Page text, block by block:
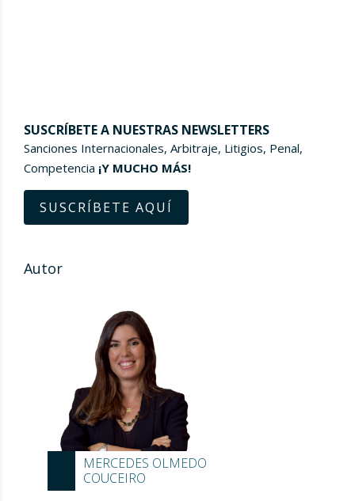
SUSCRÍBETE A NUESTRAS NEWSLETTERS
Sanciones Internacionales, Arbitraje, Litigios, Penal,
Competencia ¡Y MUCHO MÁS!
SUSCRÍBETE AQUÍ
Autor
MERCEDES OLMEDO
COUCEIRO